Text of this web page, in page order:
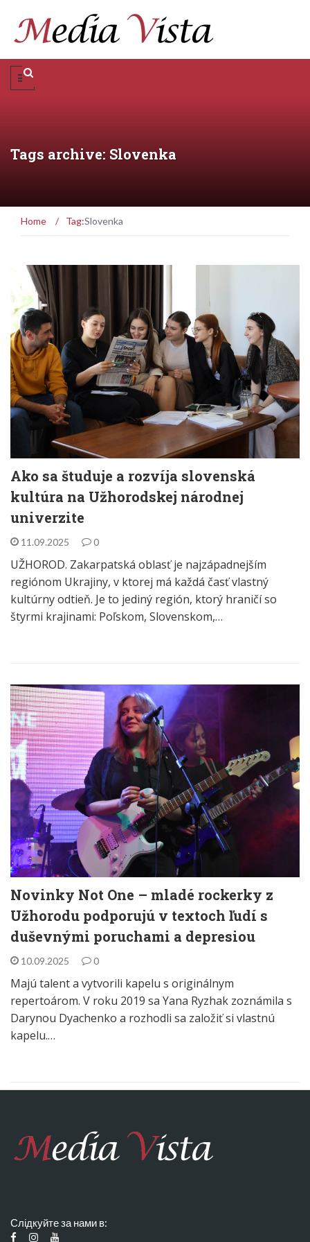
Tags archive: Slovenka
Home / Tag:Slovenka
Ako sa študuje a rozvíja slovenská
kultúra na Užhorodskej národnej
univerzite
11.09.2025 0
UŽHOROD. Zakarpatská oblasť je najzápadnejším
regiónom Ukrajiny, v ktorej má každá časť vlastný
kultúrny odtieň. Je to jediný región, ktorý hraničí so
štyrmi krajinami: Poľskom, Slovenskom,…
Novinky Not One – mladé rockerky z
Užhorodu podporujú v textoch ľudí s
duševnými poruchami a depresiou
10.09.2025 0
Majú talent a vytvorili kapelu s originálnym
repertoárom. V roku 2019 sa Yana Ryzhak zoznámila s
Darynou Dyachenko a rozhodli sa založiť si vlastnú
kapelu.…
Слідкуйте за нами в: